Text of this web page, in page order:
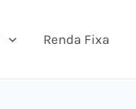
Renda Fixa